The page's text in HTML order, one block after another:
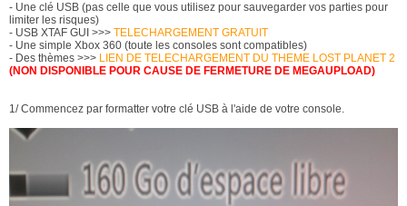
- Une clé USB (pas celle que vous utilisez pour sauvegarder vos parties pour
limiter les risques)
- USB XTAF GUI >>> TELECHARGEMENT GRATUIT
- Une simple Xbox 360 (toute les consoles sont compatibles)
- Des thèmes >>> LIEN DE TELECHARGEMENT DU THEME LOST PLANET 2
(NON DISPONIBLE POUR CAUSE DE FERMETURE DE MEGAUPLOAD)
1/ Commencez par formatter votre clé USB à l'aide de votre console.